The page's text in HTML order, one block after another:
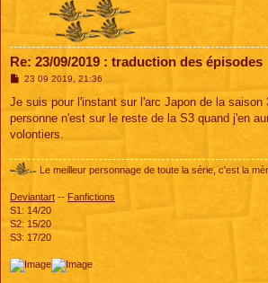
Re: 23/09/2019 : traduction des épisodes
M
s
a
g
23 09 2019, 21:36
Je suis pour l'instant sur l'arc Japon de la saison
personne n'est sur le reste de la S3 quand j'en
volontiers.
Le meilleur personnage de toute la série, c'est la
Deviantart -- Fanfictions
S1: 14/20
S2: 15/20
S3: 17/20